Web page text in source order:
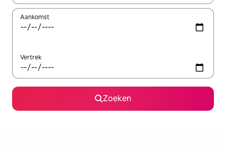
Aankomst
Vertrek
Zoeken